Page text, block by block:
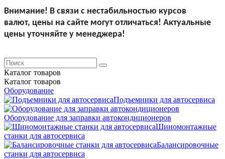
Внимание! В связи с нестабильностью курсов
валют, цены на сайте могут отличаться! Актуальные
цены уточняйте у менеджера!
Каталог товаров
Каталог товаров
Оборудование
Подъемники для автосервиса
Оборудование для заправки автокондиционеров
Шиномонтажные
станки для автосервиса
Балансировочные
станки для автосервиса